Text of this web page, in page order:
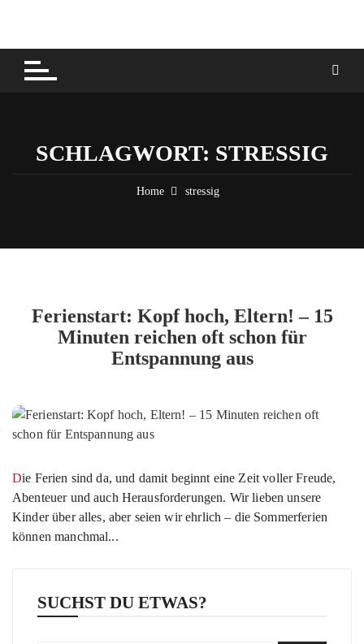
content
SCHLAGWORT: STRESSIG
Home stressig
Ferienstart: Kopf hoch, Eltern! – 15
Minuten reichen oft schon für
Entspannung aus
Die Ferien sind da, und damit beginnt eine Zeit voller Freude,
Abenteuer und auch Herausforderungen. Wir lieben unsere
Kinder über alles, aber seien wir ehrlich – die Sommerferien
können manchmal...
SUCHST DU ETWAS?